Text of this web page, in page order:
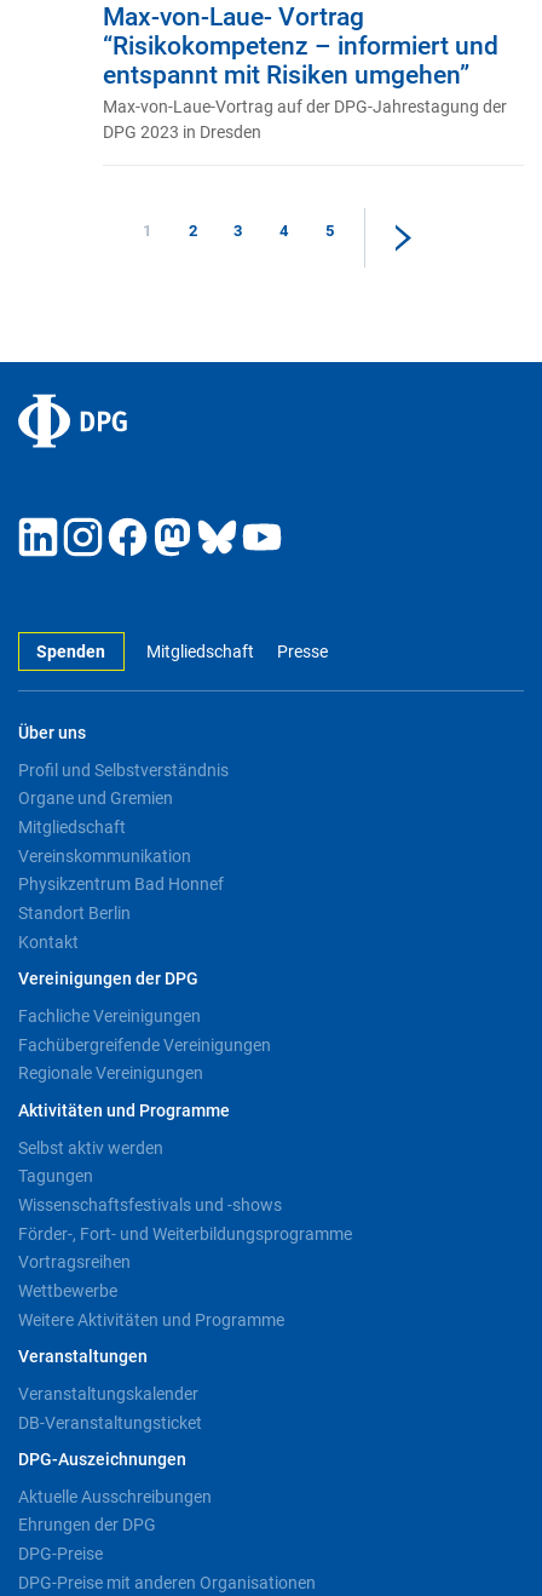
Max-von-Laue- Vortrag
“Risikokompetenz – informiert und
entspannt mit Risiken umgehen”
Max-von-Laue-Vortrag auf der DPG-Jahrestagung der
DPG 2023 in Dresden
1 2 3 4 5
Spenden Mitgliedschaft Presse
Über uns
Profil und Selbstverständnis
Organe und Gremien
Mitgliedschaft
Vereinskommunikation
Physikzentrum Bad Honnef
Standort Berlin
Kontakt
Vereinigungen der DPG
Fachliche Vereinigungen
Fachübergreifende Vereinigungen
Regionale Vereinigungen
Aktivitäten und Programme
Selbst aktiv werden
Tagungen
Wissenschaftsfestivals und -shows
Förder-, Fort- und Weiterbildungsprogramme
Vortragsreihen
Wettbewerbe
Weitere Aktivitäten und Programme
Veranstaltungen
Veranstaltungskalender
DB-Veranstaltungsticket
DPG-Auszeichnungen
Aktuelle Ausschreibungen
Ehrungen der DPG
DPG-Preise
DPG-Preise mit anderen Organisationen